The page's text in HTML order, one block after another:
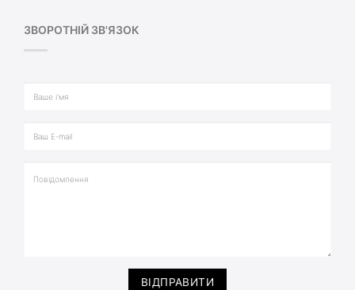
ЗВОРОТНІЙ ЗВ'ЯЗОК
ВІДПРАВИТИ